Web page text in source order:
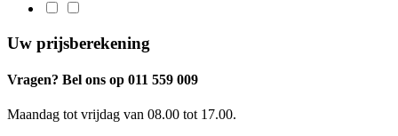
Uw prijsberekening
Vragen? Bel ons op 011 559 009
Maandag tot vrijdag van 08.00 tot 17.00.